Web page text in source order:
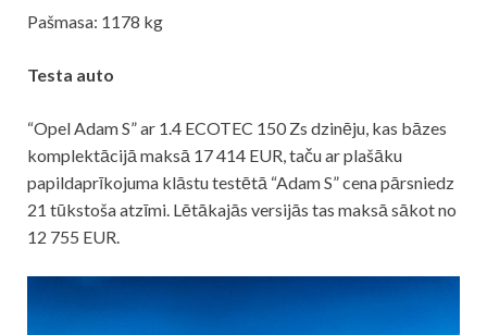
Pašmasa: 1178 kg
Testa auto
“Opel Adam S” ar 1.4 ECOTEC 150 Zs dzinēju, kas bāzes
komplektācijā maksā 17 414 EUR, taču ar plašāku
papildaprīkojuma klāstu testētā “Adam S” cena pārsniedz
21 tūkstoša atzīmi. Lētākajās versijās tas maksā sākot no
12 755 EUR.